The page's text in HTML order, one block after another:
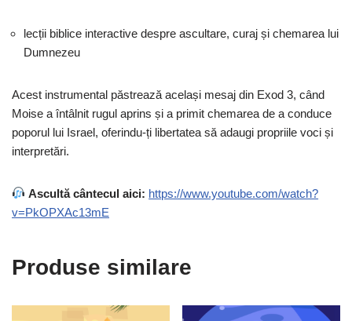
lecții biblice interactive despre ascultare, curaj și chemarea lui
Dumnezeu
Acest instrumental păstrează același mesaj din Exod 3, când
Moise a întâlnit rugul aprins și a primit chemarea de a conduce
poporul lui Israel, oferindu-ți libertatea să adaugi propriile voci și
interpretări.
Ascultă cântecul aici: https://www.youtube.com/watch?
v=PkOPXAc13mE
Produse similare